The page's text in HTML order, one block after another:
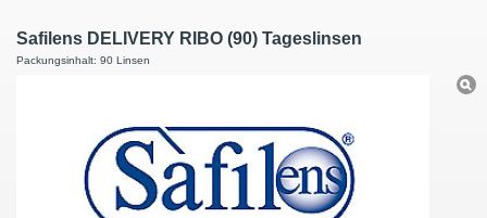
Safilens DELIVERY RIBO (90) Tageslinsen
Packungsinhalt: 90 Linsen